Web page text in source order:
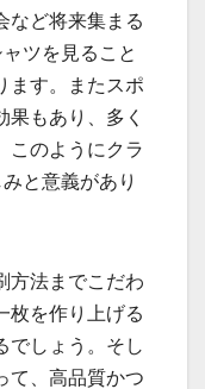
など将来集まる
ツを見ること
ます。またスポ
果もあり、多く
このようにクラ
と意義があり
方法までこだわ
枚を作り上げる
でしょう。そし
て、高品質かつ